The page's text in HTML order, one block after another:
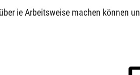
ie Arbeitsweise machen können